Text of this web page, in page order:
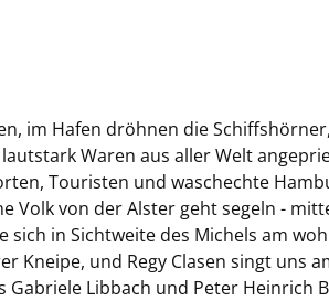
im Hafen dröhnen die Schiffshörner,
Waren aus aller Welt
Touristen und waschechte
Volk von der Alster geht segeln -
in Sichtweite des Michels am
Kneipe, und Regy Clasen singt uns
Libbach und Peter Heinrich